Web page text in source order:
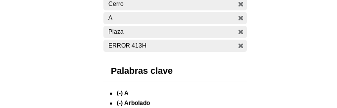
Cerro
A
Plaza
ERROR 413H
Palabras clave
(-) A
(-) Arbolado